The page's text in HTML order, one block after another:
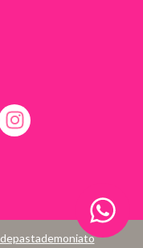
depastademoniato